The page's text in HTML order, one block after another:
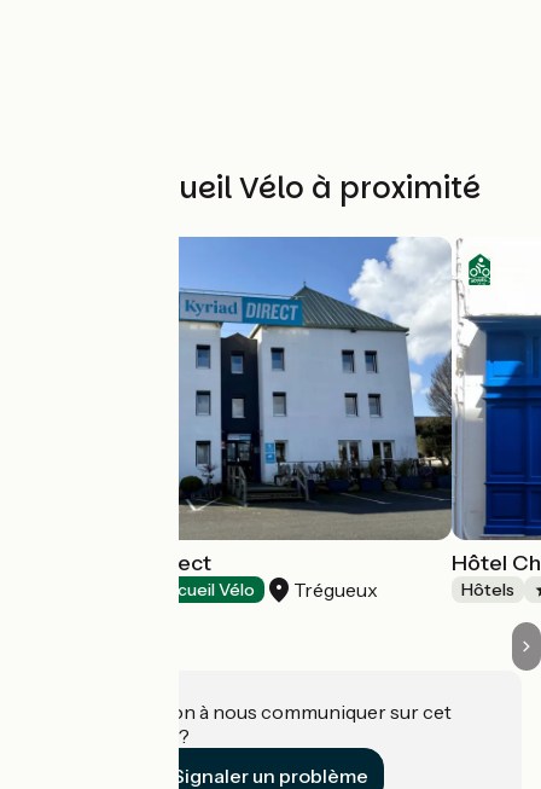
Autres Accueil Vélo à proximité
Hôtel Kyriad Direct
Accueil Vélo Trégueux
Hôtel
Hôtels
Une information à nous communiquer sur cet
établissement ?
Signaler un problème